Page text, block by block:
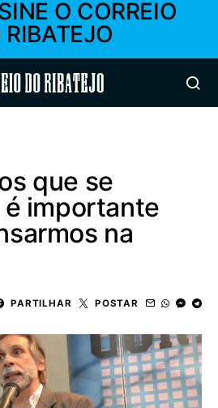
O CORREIO
RIBATEJO
do Ribatejo
que se
importante
na
PARTILHAR POSTAR